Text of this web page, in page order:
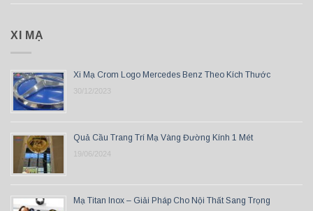
XI MẠ
Xi Mạ Crom Logo Mercedes Benz Theo Kích Thước
30/12/2023
Quả Cầu Trang Trí Mạ Vàng Đường Kính 1 Mét
19/06/2024
Mạ Titan Inox – Giải Pháp Cho Nội Thất Sang Trọng